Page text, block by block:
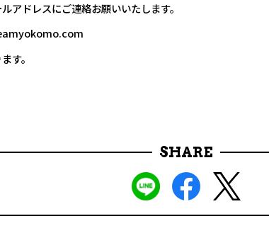
アドレスにご連絡お願いいたします。
す。
SHARE